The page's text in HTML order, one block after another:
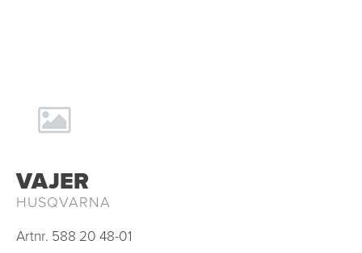
VAJER
HUSQVARNA
Artnr. 588 20 48-01